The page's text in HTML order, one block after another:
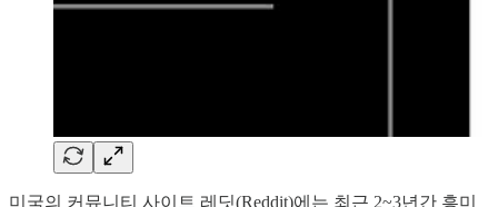
미국의 커뮤니티 사이트 레딧(Reddit)에는 최근 2~3년간 흥미